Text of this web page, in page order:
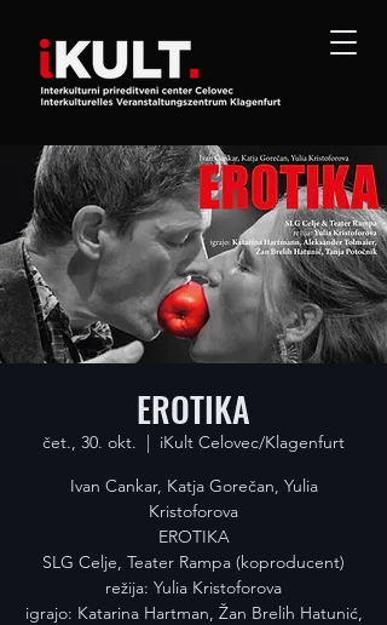
EROTIKA
čet., 30. okt.
  |
iKult Celovec/Klagenfurt
Ivan Cankar, Katja Gorečan, Yulia
Kristoforova
EROTIKA
SLG Celje, Teater Rampa (koproducent)
režija: Yulia Kristoforova
igrajo: Katarina Hartman, Žan Brelih Hatunić,